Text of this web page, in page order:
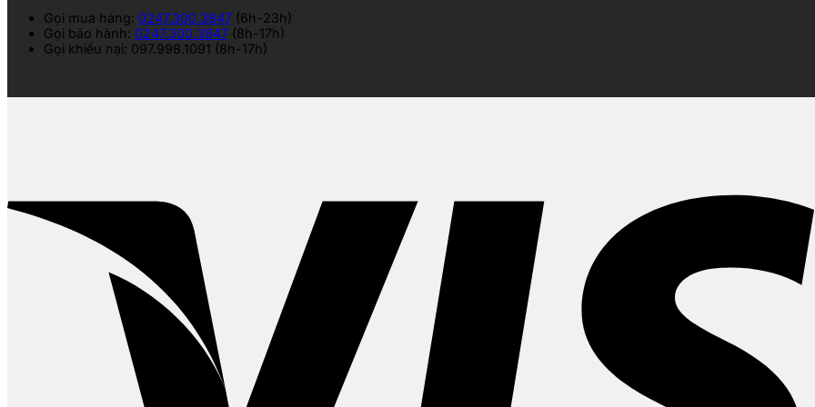
Gọi mua hàng: 0247.300.3847 (6h-23h)
Gọi bảo hành: 0247.300.3847 (8h-17h)
Gọi khiếu nại: 097.998.1091 (8h-17h)